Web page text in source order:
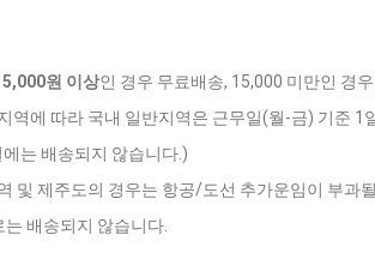
원 이상인 경우 무료배송, 15,000 미만인 경
역에 따라 국내 일반지역은 근무일(월-금) 기준
는 배송되지 않습니다.)
및 제주도의 경우는 항공/도선 추가운임이 부과
배송되지 않습니다.